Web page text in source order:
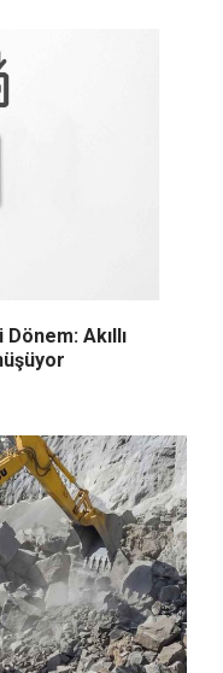
Akıllı